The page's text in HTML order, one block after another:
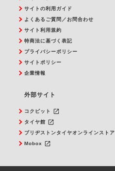
サイトの利用ガイド
よくあるご質問／お問合わせ
サイト利用規約
特商法に基づく表記
プライバシーポリシー
サイトポリシー
企業情報
外部サイト
コクピット launch
タイヤ館 launch
ブリヂストンタイヤオンラインストア
Mobox launch